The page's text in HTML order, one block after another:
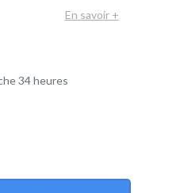
En savoir +
34 heures